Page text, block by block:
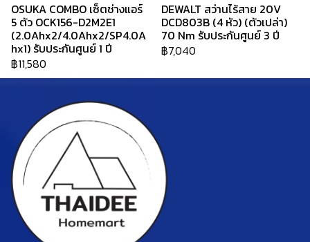
OSUKA COMBO เซ็ตช่างแอร์
5 ตัว OCK156-D2M2E1
(2.0Ahx2/4.0Ahx2/SP4.0A
hx1) รับประกันศูนย์ 1 ปี
฿11,580
DEWALT สว่านไร้สาย 20V
DCD803B (4 หัว) (ตัวเปล่า)
70 Nm รับประกันศูนย์ 3 ปี
฿7,040